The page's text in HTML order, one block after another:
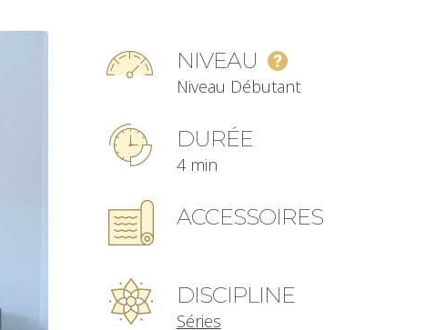
NIVEAU
Niveau Débutant
DURÉE
4 min
ACCESSOIRES
DISCIPLINE
Séries